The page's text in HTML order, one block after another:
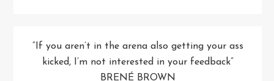
“If you aren’t in the arena also getting your ass
kicked, I’m not interested in your feedback”
BRENÉ BROWN